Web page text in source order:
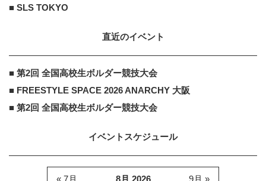
アクセンチュア
アクセンチュアが追求する「最適な
ユーザー接点」づくりの舞台裏
■ SLS TOKYO
直近のイベント
■ 第2回 全国高校生ボルダー競技大会
■ FREESTYLE SPACE 2026 ANARCHY 大阪
■ 第2回 全国高校生ボルダー競技大会
イベントスケジュール
8月 2026
« 7月 9月 »